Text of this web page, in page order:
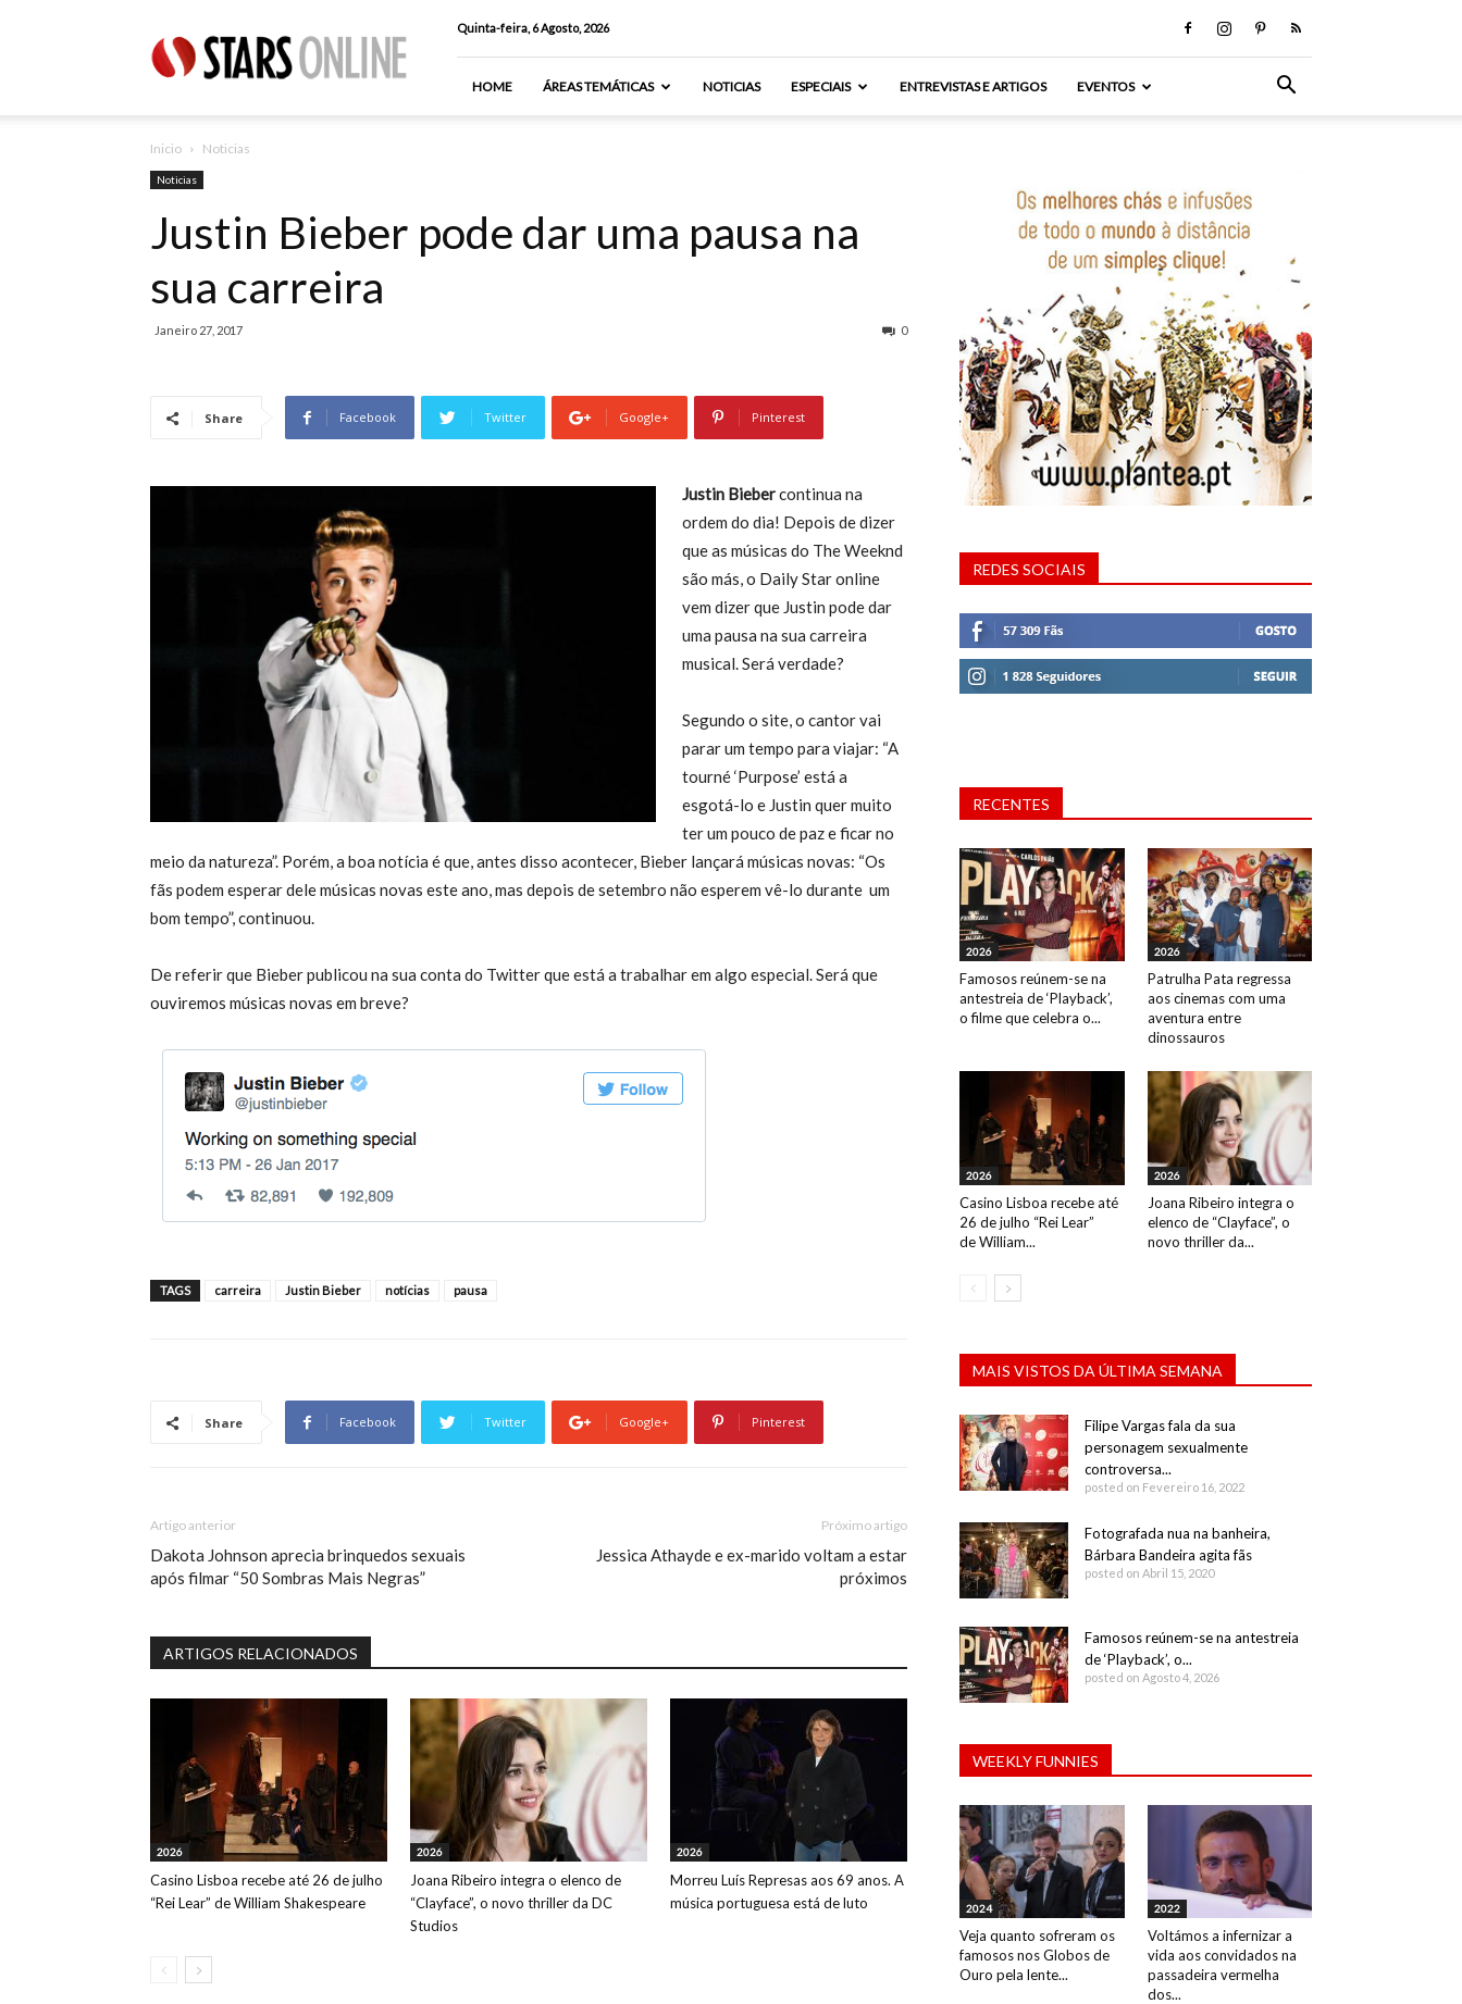
Online
Quinta-feira, 6 Agosto, 2026
HOME ÁREAS TEMÁTICAS NOTICIAS ESPECIAIS ENTREVISTAS E ARTIGOS EVENTOS
Inicio Noticias
Noticias
Justin Bieber pode dar uma pausa na
sua carreira
Janeiro 27, 2017 0
Share Facebook Twitter Google+ Pinterest
Justin Biebercontinua na
ordem do dia! Depois de dizer
que as músicas do The Weeknd
são más, o Daily Star online
vem dizer que Justin pode dar
uma pausa na sua carreira
musical. Será verdade?
Segundo o site, o cantor vai
parar um tempo para viajar: “A
tourné ‘Purpose’ está a
esgotá-lo e Justin quer muito
ter um pouco de paz e ficar no
meio da natureza”. Porém, a boa notícia é que, antes disso acontecer, Bieber lançará músicas novas: “Os
fãs podem esperar dele músicas novas este ano, mas depois de setembro não esperem vê-lo durante um
bom tempo”, continuou.
De referir que Bieber publicou na sua conta do Twitter que está a trabalhar em algo especial. Será que
ouviremos músicas novas em breve?
TAGS carreira Justin Bieber notícias pausa
Share Facebook Twitter Google+ Pinterest
Artigo anterior
Dakota Johnson aprecia brinquedos sexuais
após filmar “50 Sombras Mais Negras”
Próximo artigo
Jessica Athayde e ex-marido voltam a estar
próximos
ARTIGOS RELACIONADOS
2026
Casino Lisboa recebe até 26 de julho
“Rei Lear” de William Shakespeare
2026
Joana Ribeiro integra o elenco de
“Clayface”, o novo thriller da DC
Studios
2026
Morreu Luís Represas aos 69 anos. A
música portuguesa está de luto
REDES SOCIAIS
RECENTES
2026
Famosos reúnem-se na
antestreia de ‘Playback’,
o filme que celebra o...
2026
Patrulha Pata regressa
aos cinemas com uma
aventura entre
dinossauros
2026
Casino Lisboa recebe até
26 de julho “Rei Lear”
de William...
2026
Joana Ribeiro integra o
elenco de “Clayface”, o
novo thriller da...
MAIS VISTOS DA ÚLTIMA SEMANA
Filipe Vargas fala da sua
personagem sexualmente
controversa...
posted on Fevereiro 16, 2022
Fotografada nua na banheira,
Bárbara Bandeira agita fãs
posted on Abril 15, 2020
Famosos reúnem-se na antestreia
de ‘Playback’, o...
posted on Agosto 4, 2026
WEEKLY FUNNIES
2024
Veja quanto sofreram os
famosos nos Globos de
Ouro pela lente...
2022
Voltámos a infernizar a
vida aos convidados na
passadeira vermelha
dos...